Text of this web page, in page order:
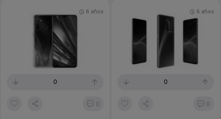
0
0
6 años
0
0
6 años